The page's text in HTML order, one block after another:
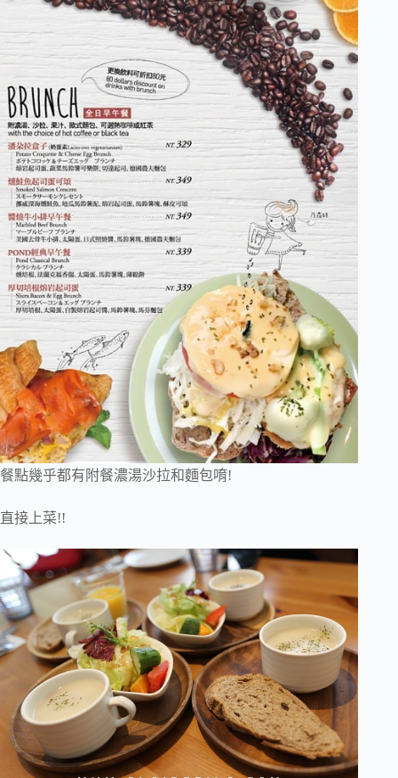
餐點幾乎都有附餐濃湯沙拉和麵包唷!
直接上菜!!